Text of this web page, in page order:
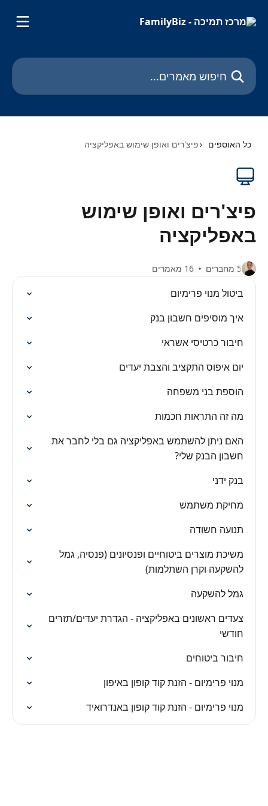
חיפוש מאמרים...
כל האוספים פיצ'רים ואופן שימוש באפליקציה
פיצ'רים ואופן שימוש
באפליקציה
5 מחברים 16 מאמרים
ביטול מנוי פרימיום
איך מוסיפים חשבון בנק
חיבור כרטיסי אשראי
יום איפוס התקציב והצבת יעדים
הוספת בני משפחה
מה זה התראות חכמות
האם ניתן להשתמש באפליקציה גם בלי לחבר את
חשבון הבנק שלי?
בנק ידני
מחיקת משתמש
תנועה חשודה
משיכת מוצרים ביטוחיים ופנסיונים (פנסיה, גמל
להשקעה וקרן השתלמות)
גמל להשקעה
צעדים ראשונים באפליקציה - הגדרת יעדים/תזרים
חודשי
חיבור ביטוחים
מנוי פרימיום - הזנת קוד קופון באיפון
מנוי פרימיום - הזנת קוד קופון באנדרואיד